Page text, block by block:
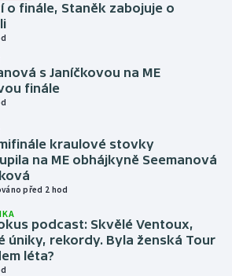
o finále, Staněk zabojuje o
s Janíčkovou na ME
finále
kraulové stovky
na ME obhájkyně Seemanová
před 2 hod
podcast: Skvělé Ventoux,
úniky, rekordy. Byla ženská Tour
léta?